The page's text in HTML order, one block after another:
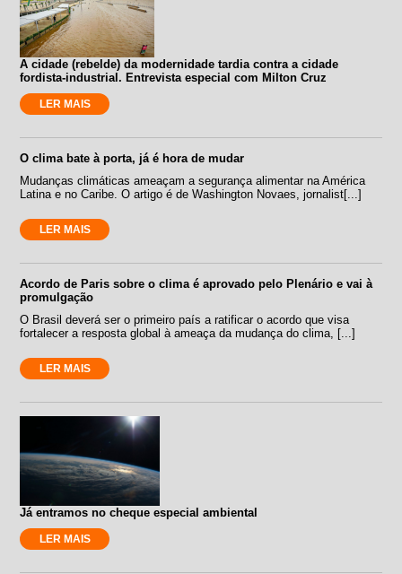
A cidade (rebelde) da modernidade tardia contra a cidade
fordista-industrial. Entrevista especial com Milton Cruz
LER MAIS
O clima bate à porta, já é hora de mudar
Mudanças climáticas ameaçam a segurança alimentar na América
Latina e no Caribe. O artigo é de Washington Novaes, jornalist[...]
LER MAIS
Acordo de Paris sobre o clima é aprovado pelo Plenário e vai à
promulgação
O Brasil deverá ser o primeiro país a ratificar o acordo que visa
fortalecer a resposta global à ameaça da mudança do clima, [...]
LER MAIS
Já entramos no cheque especial ambiental
LER MAIS